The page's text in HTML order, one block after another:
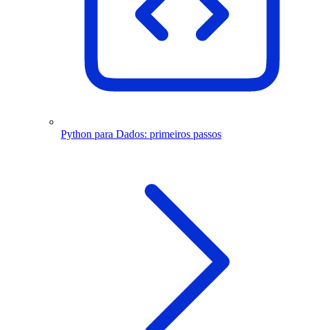
Python para Dados: primeiros passos